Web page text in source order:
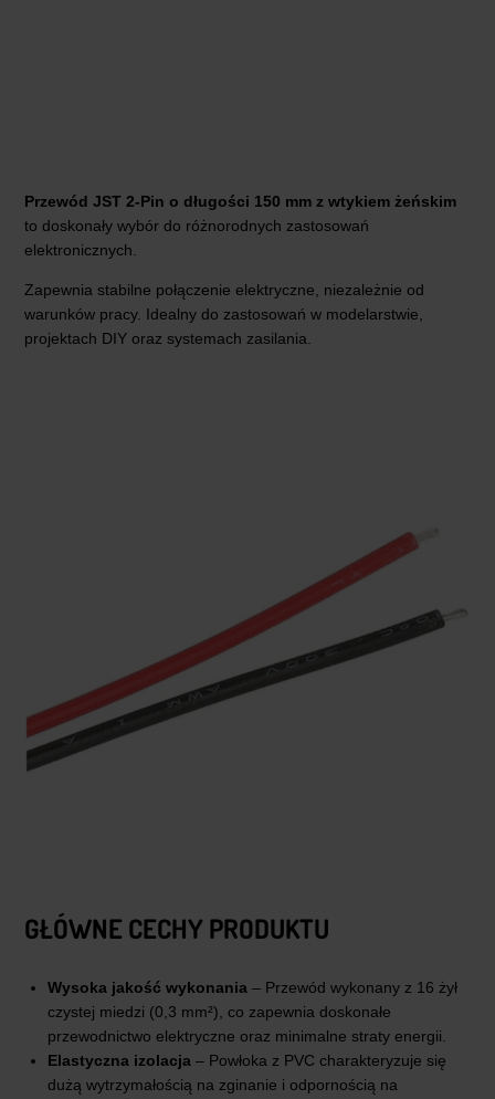
Przewód JST 2-Pin o długości 150 mm z wtykiem żeńskim
to doskonały wybór do różnorodnych zastosowań
elektronicznych.
Zapewnia stabilne połączenie elektryczne, niezależnie od
warunków pracy. Idealny do zastosowań w modelarstwie,
projektach DIY oraz systemach zasilania.
GŁÓWNE CECHY PRODUKTU
Wysoka jakość wykonania – Przewód wykonany z 16 żył
czystej miedzi (0,3 mm²), co zapewnia doskonałe
przewodnictwo elektryczne oraz minimalne straty energii.
Elastyczna izolacja – Powłoka z PVC charakteryzuje się
dużą wytrzymałością na zginanie i odpornością na